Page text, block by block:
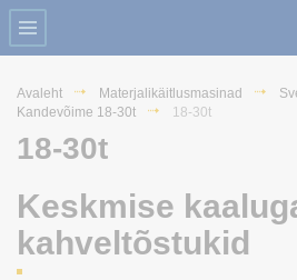
Avaleht Materjalikäitlusmasinad
Kandevõime 18-30t
18-30t
18-30t
Keskmise
kahveltõstukid